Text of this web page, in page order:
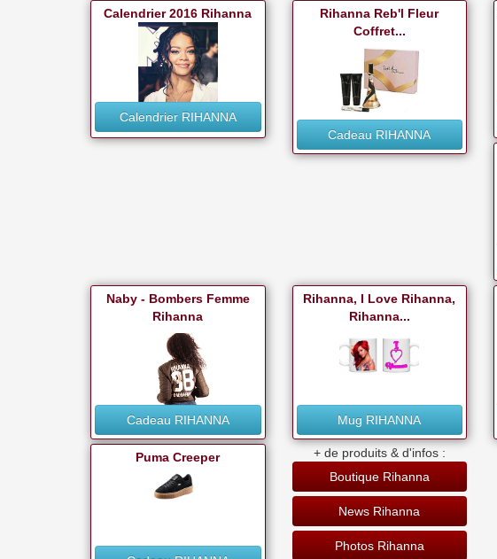
Calendrier 2016 Rihanna
Calendrier RIHANNA
Rihanna Reb'l Fleur
Coffret...
Cadeau RIHANNA
Naby - Bombers Femme
Rihanna
Cadeau RIHANNA
Rihanna, I Love Rihanna,
Rihanna...
Mug RIHANNA
Puma Creeper
+ de produits & d'infos :
Boutique Rihanna
News Rihanna
Photos Rihanna